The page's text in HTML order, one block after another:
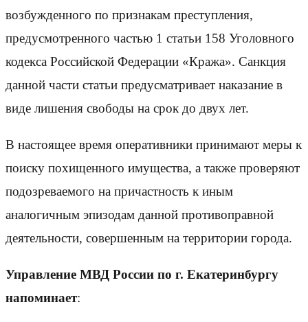
возбужденного по признакам преступления,
предусмотренного частью 1 статьи 158 Уголовного
кодекса Российской Федерации «Кража». Санкция
данной части статьи предусматривает наказание в
виде лишения свободы на срок до двух лет.
В настоящее время оперативники принимают меры к
поиску похищенного имущества, а также проверяют
подозреваемого на причастность к иным
аналогичным эпизодам данной противоправной
деятельности, совершенным на территории города.
Управление МВД России по г. Екатеринбургу
напоминает: